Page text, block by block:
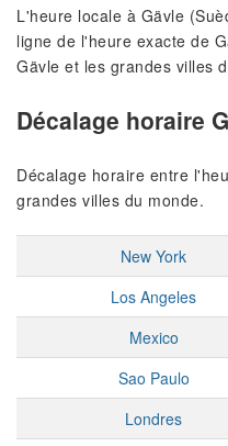
L'heure locale à Gävle
ligne de l'heure exacte de
Gävle et les grandes villes
Décalage horaire
Décalage horaire entre
grandes villes du monde.
New York
Los Angeles
Mexico
Sao Paulo
Londres